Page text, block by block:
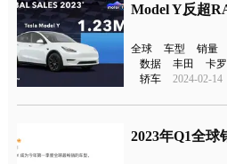
全球 车型 销量
数据
丰田 卡罗
轿车
2024-02-14